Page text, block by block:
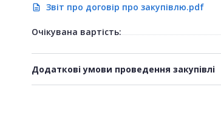
description Звіт про договір про закупівлю.pdf
Очікувана вартість:
Додаткові умови проведення закупівлі